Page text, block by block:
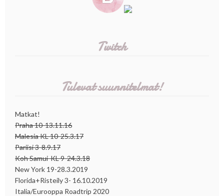
Twitch
Tulevat suunnitelmat!
Matkat!
Praha 10-13.11.16
Malesia KL 10-25.3.17
Pariisi 3-8.9.17
Koh Samui-KL 9-24.3.18
New York 19-28.3.2019
Florida+Risteily 3- 16.10.2019
Italia/Eurooppa Roadtrip 2020